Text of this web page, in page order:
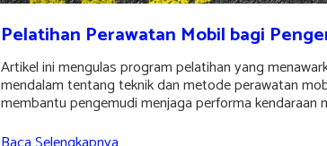
Pelatihan Perawatan Mobil bagi
Artikel ini mengulas program pelatihan yang
mendalam tentang teknik dan metode perawatan
membantu pengemudi menjaga performa kendaraan